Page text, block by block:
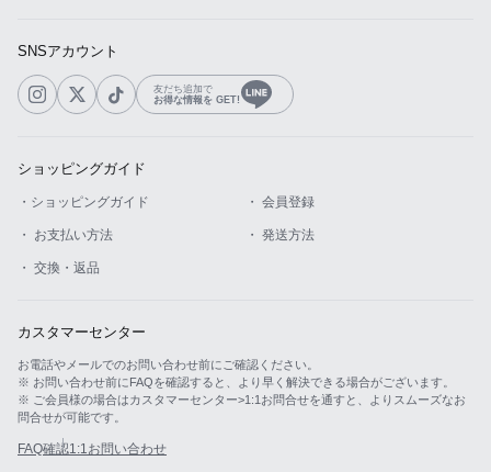
ショッピングガイド
SNSアカウント
友だち追加で
お得な情報を GET!
ショッピングガイド
・ショッピングガイド ・ 会員登録
・ お支払い方法 ・ 発送方法
・ 交換・返品
カスタマーセンター
お電話やメールでのお問い合わせ前にご確認ください。
※ お問い合わせ前にFAQを確認すると、より早く解決できる場合がございます。
※ ご会員様の場合はカスタマーセンター>1:1お問合せを通すと、よりスムーズなお
問合せが可能です。
FAQ確認1:1お問い合わせ